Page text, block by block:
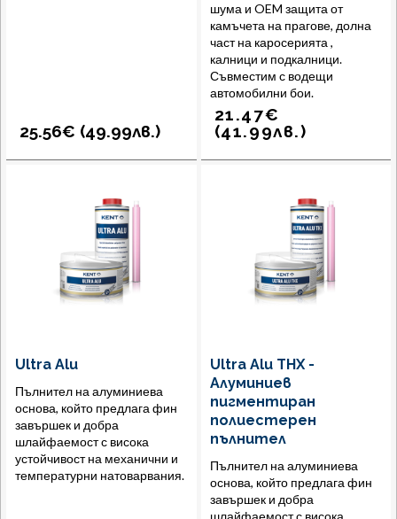
25.56€ (49.99лв.)
шума и OEM защита от
камъчета на прагове, долна
част на каросерията ,
калници и подкалници.
Съвместим с водещи
автомобилни бои.
21.47€
(41.99лв.)
Ultra Alu
Пълнител на алуминиева
основа, който предлага фин
завършек и добра
шлайфаемост с висока
устойчивост на механични и
температурни натоварвания.
Ultra Alu THX -
Алуминиев
пигментиран
полиестерен
пълнител
Пълнител на алуминиева
основа, който предлага фин
завършек и добра
шлайфаемост с висока